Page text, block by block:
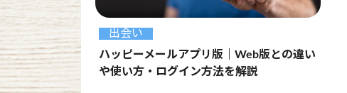
出会い
ハッピーメールアプリ版｜Web版との違い
や使い方・ログイン方法を解説